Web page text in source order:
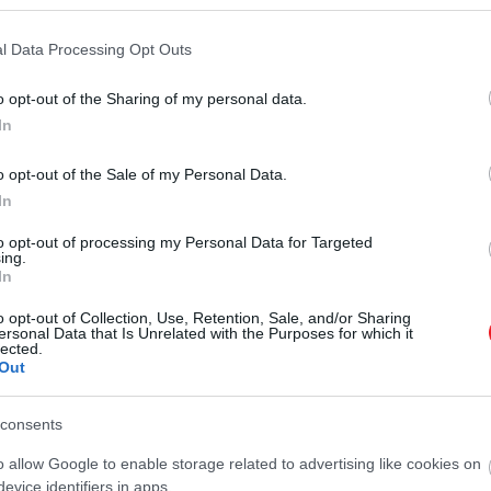
Data Processing Opt Outs
opt-out of the Sharing of my personal data.
opt-out of the Sale of my Personal Data.
opt-out of processing my Personal Data for Targeted
opt-out of Collection, Use, Retention, Sale, and/or Sharing
Data that Is Unrelated with the Purposes for which it
allow Google to enable storage related to advertising like cookies on
identifiers in apps.
Ridley Scott Gladiátor című filmje
karrierje huszadik munkájának
filmben szereplő karaktere sorsát
részben, amiről egy friss interjúban…
2024. JÚLIUS 24. ● HAMU ÉS GYÉMÁNT
Ezt gondolja Russell
filmről